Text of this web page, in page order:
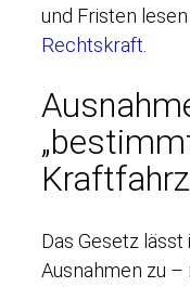
und Fristen lesen
Rechtskraft.
Das Gesetz
Ausnahmen zu